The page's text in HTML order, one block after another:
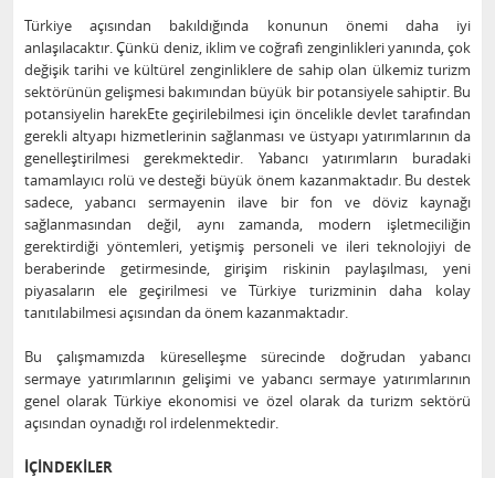
Türkiye açısından bakıldığında konunun önemi daha iyi
anlaşılacaktır. Çünkü deniz, iklim ve coğrafi zenginlikleri yanında, çok
değişik tarihi ve kültürel zenginliklere de sahip olan ülkemiz turizm
sektörünün gelişmesi bakımından büyük bir potansiyele sahiptir. Bu
potansiyelin harekEte geçirilebilmesi için öncelikle devlet tarafından
gerekli altyapı hizmetlerinin sağlanması ve üstyapı yatırımlarının da
genelleştirilmesi gerekmektedir. Yabancı yatırımların buradaki
tamamlayıcı rolü ve desteği büyük önem kazanmaktadır. Bu destek
sadece, yabancı sermayenin ilave bir fon ve döviz kaynağı
sağlanmasından değil, aynı zamanda, modern işletmeciliğin
gerektirdiği yöntemleri, yetişmiş personeli ve ileri teknolojiyi de
beraberinde getirmesinde, girişim riskinin paylaşılması, yeni
piyasaların ele geçirilmesi ve Türkiye turizminin daha kolay
tanıtılabilmesi açısından da önem kazanmaktadır.
Bu çalışmamızda küreselleşme sürecinde doğrudan yabancı
sermaye yatırımlarının gelişimi ve yabancı sermaye yatırımlarının
genel olarak Türkiye ekonomisi ve özel olarak da turizm sektörü
açısından oynadığı rol irdelenmektedir.
İÇİNDEKİLER